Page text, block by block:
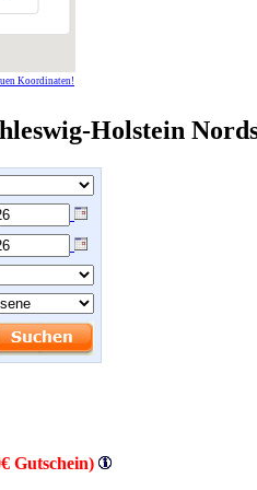
Koordinaten!
Holstein
Gutschein)